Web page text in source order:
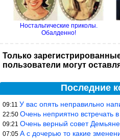
Ностальгические приколы.
Обалденно!
Только
пользователи могут
Последние
09:11 У вас опять неправильно
22:50 Очень неприятно встречать в
09:21 Очень верный совет Демьяненко:
07:05 А с дочерью то какие